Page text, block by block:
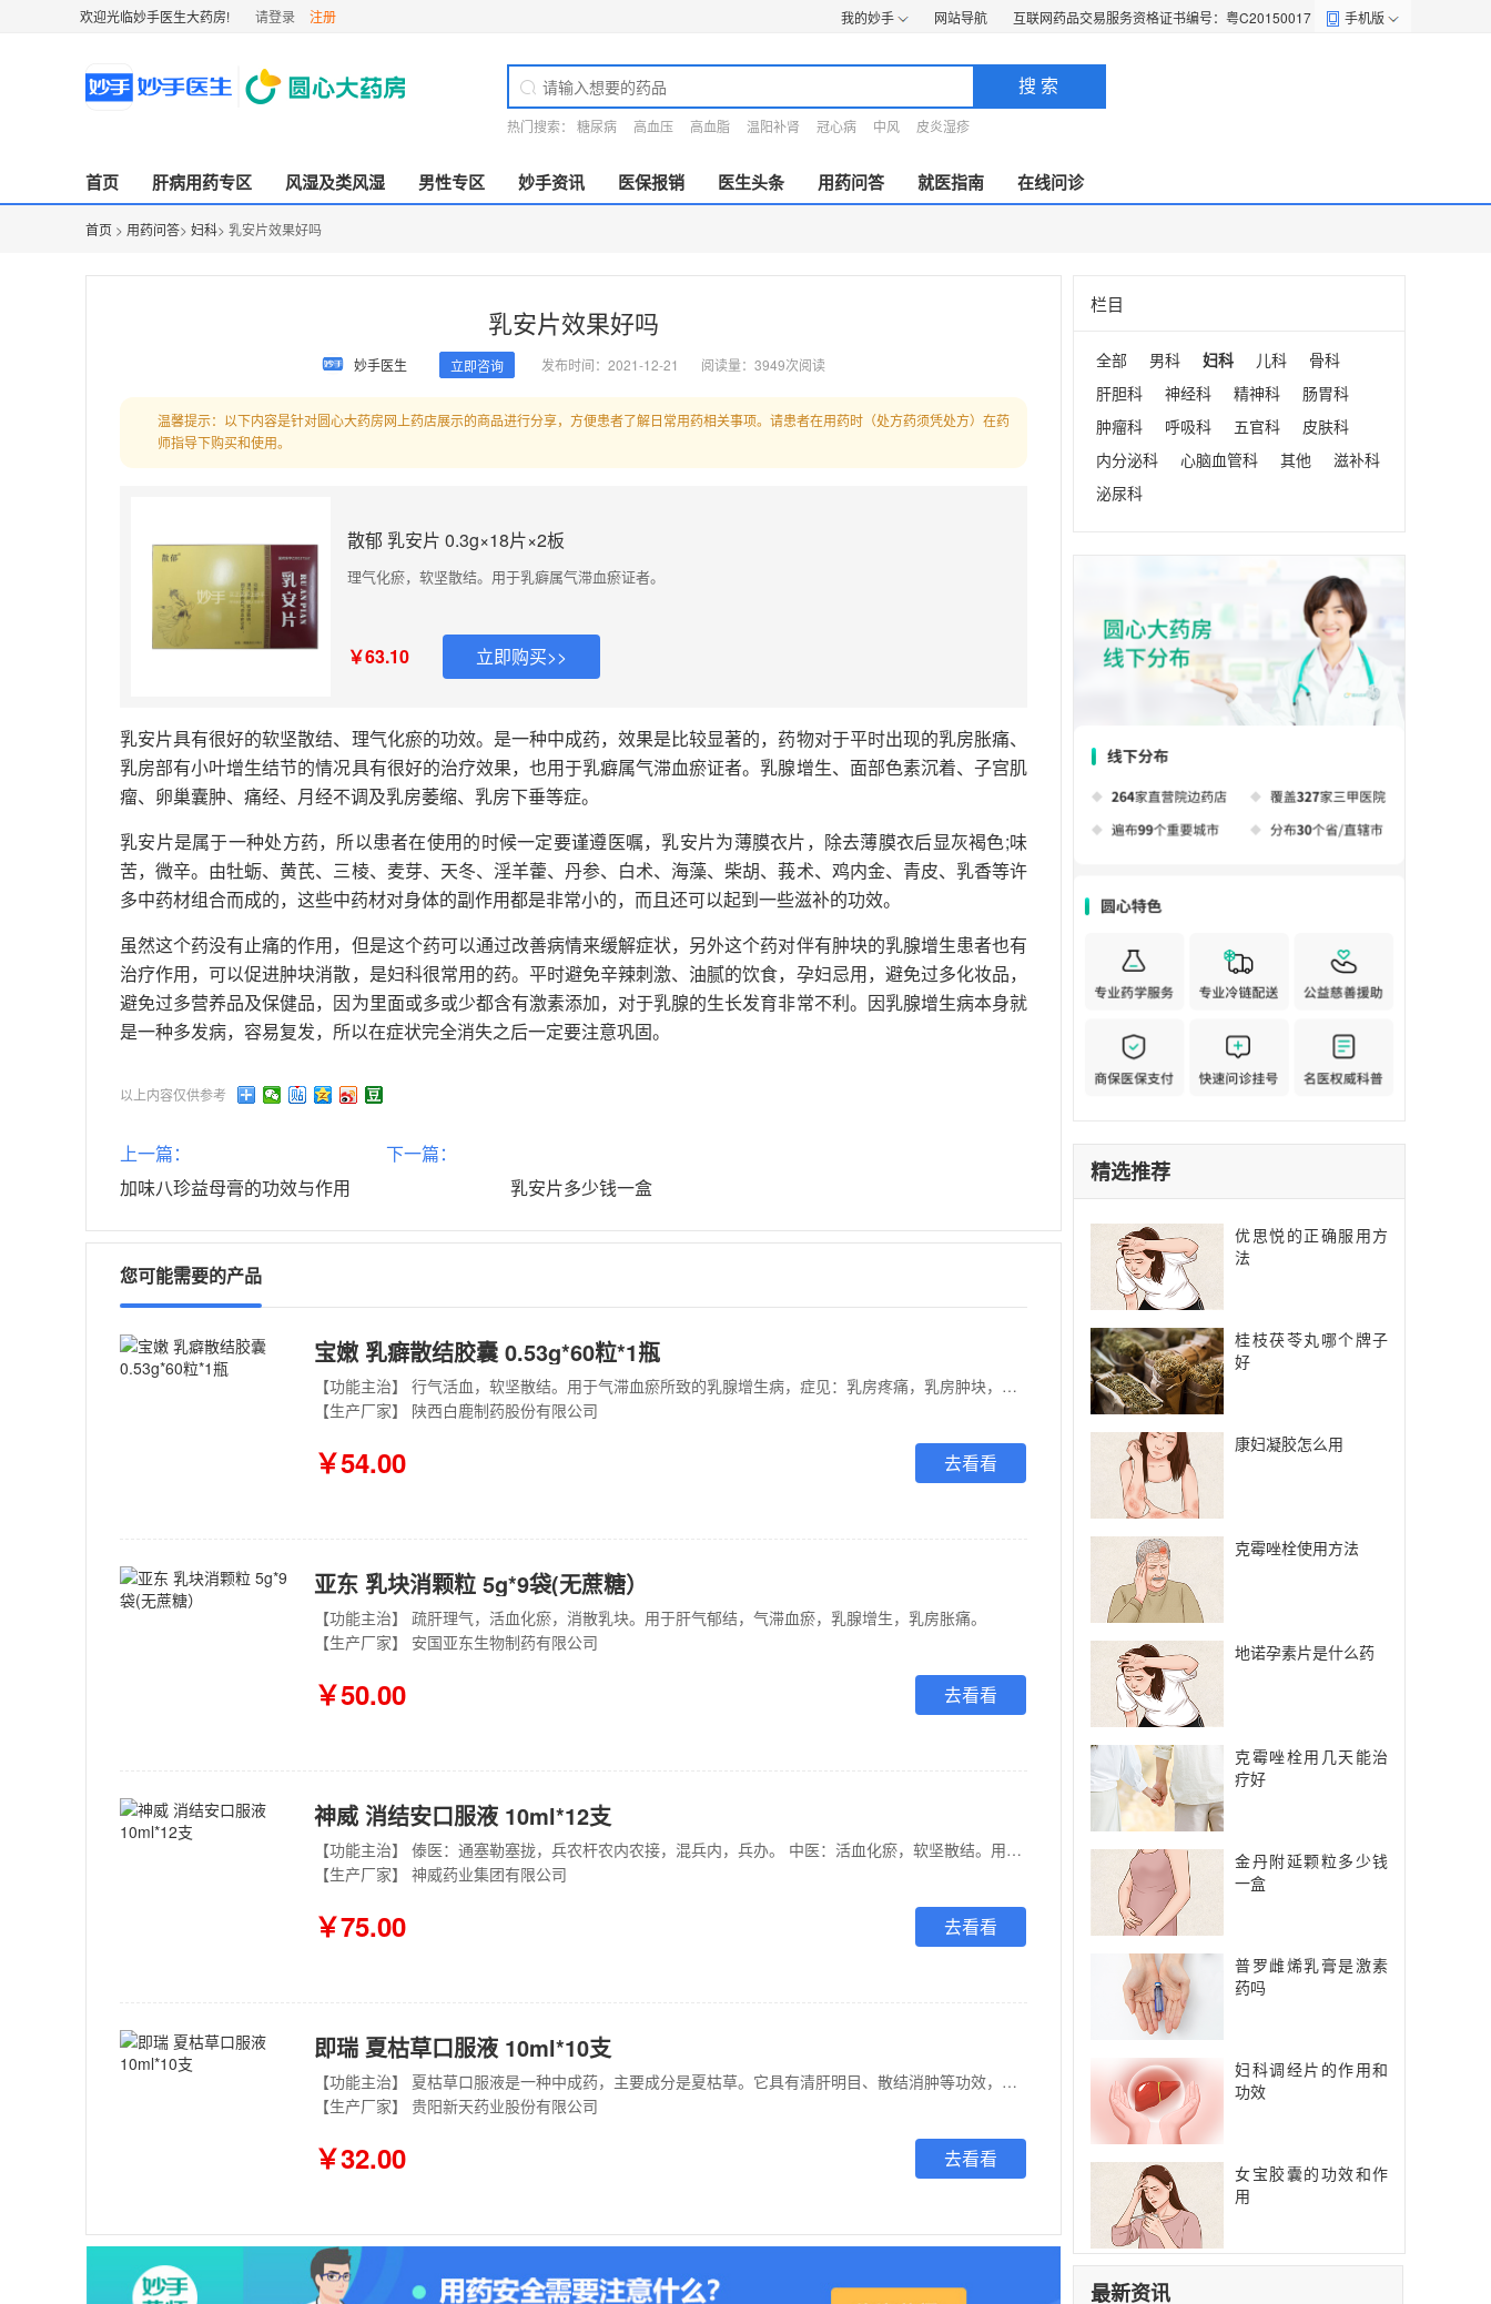
欢迎光临妙手医生大药房! 请登录 注册 我的妙手 网站导航 互联网药品交易服务资格证书编号：粤C20150017 手机版
搜 索
热门搜索： 糖尿病 高血压 高血脂 温阳补肾 冠心病 中风 皮炎湿疹
首页 肝病用药专区 风湿及类风湿 男性专区 妙手资讯 医保报销 医生头条 用药问答 就医指南 在线问诊
首页 > 用药问答> 妇科> 乳安片效果好吗
乳安片效果好吗
妙手医生 立即咨询 发布时间：2021-12-21 阅读量：3949次阅读
温馨提示：以下内容是针对圆心大药房网上药店展示的商品进行分享，方便患者了解日常用药相关事项。请患者在用药时（处方药须凭处方）在药
师指导下购买和使用。
散郁 乳安片 0.3g×18片×2板
理气化瘀，软坚散结。用于乳癖属气滞血瘀证者。
￥63.10 立即购买>>
乳安片具有很好的软坚散结、理气化瘀的功效。是一种中成药，效果是比较显著的，药物对于平时出现的乳房胀痛、
乳房部有小叶增生结节的情况具有很好的治疗效果，也用于乳癖属气滞血瘀证者。乳腺增生、面部色素沉着、子宫肌
瘤、卵巢囊肿、痛经、月经不调及乳房萎缩、乳房下垂等症。
乳安片是属于一种处方药，所以患者在使用的时候一定要谨遵医嘱，乳安片为薄膜衣片，除去薄膜衣后显灰褐色;味
苦，微辛。由牡蛎、黄芪、三棱、麦芽、天冬、淫羊藿、丹参、白术、海藻、柴胡、莪术、鸡内金、青皮、乳香等许
多中药材组合而成的，这些中药材对身体的副作用都是非常小的，而且还可以起到一些滋补的功效。
虽然这个药没有止痛的作用，但是这个药可以通过改善病情来缓解症状，另外这个药对伴有肿块的乳腺增生患者也有
治疗作用，可以促进肿块消散，是妇科很常用的药。平时避免辛辣刺激、油腻的饮食，孕妇忌用，避免过多化妆品，
避免过多营养品及保健品，因为里面或多或少都含有激素添加，对于乳腺的生长发育非常不利。因乳腺增生病本身就
是一种多发病，容易复发，所以在症状完全消失之后一定要注意巩固。
以上内容仅供参考
上一篇：
加味八珍益母膏的功效与作用
下一篇：
乳安片多少钱一盒
您可能需要的产品
宝嫩 乳癖散结胶囊 0.53g*60粒*1瓶
【功能主治】 行气活血，软坚散结。用于气滞血瘀所致的乳腺增生病，症见：乳房疼痛，乳房肿块，烦躁易怒，胸胁胀满
【生产厂家】 陕西白鹿制药股份有限公司
￥54.00 去看看
亚东 乳块消颗粒 5g*9袋(无蔗糖）
【功能主治】 疏肝理气，活血化瘀，消散乳块。用于肝气郁结，气滞血瘀，乳腺增生，乳房胀痛。
【生产厂家】 安国亚东生物制药有限公司
￥50.00 去看看
神威 消结安口服液 10ml*12支
【功能主治】 傣医：通塞勒塞拢，兵农杆农内农接，混兵内，兵办。 中医：活血化瘀，软坚散结。用于气滞血瘀所致乳癖，乳腺小叶增生，卵巢囊肿，子宫肌瘤见上述证候者。
【生产厂家】 神威药业集团有限公司
￥75.00 去看看
即瑞 夏枯草口服液 10ml*10支
【功能主治】 夏枯草口服液是一种中成药，主要成分是夏枯草。它具有清肝明目、散结消肿等功效，适用于治疗火热内蕴所引起的头痛、眩晕、瘰疬等病症，以及甲状腺肿、淋巴结核、乳腺增生等疾病。用药时应在医生指导下进行，避免自行用药引起的不良反应。
【生产厂家】 贵阳新天药业股份有限公司
￥32.00 去看看
栏目
全部 男科 妇科 儿科
骨科
肝胆科
神经科 精神科
肠胃科
肿瘤科
呼吸科 五官科
皮肤科
内分泌科
心脑血管科 其他
滋补科
泌尿科
精选推荐
优思悦的正确服用方
法
桂枝茯苓丸哪个牌子
好
康妇凝胶怎么用
克霉唑栓使用方法
地诺孕素片是什么药
克霉唑栓用几天能治
疗好
金丹附延颗粒多少钱
一盒
普罗雌烯乳膏是激素
药吗
妇科调经片的作用和
功效
女宝胶囊的功效和作
用
最新资讯